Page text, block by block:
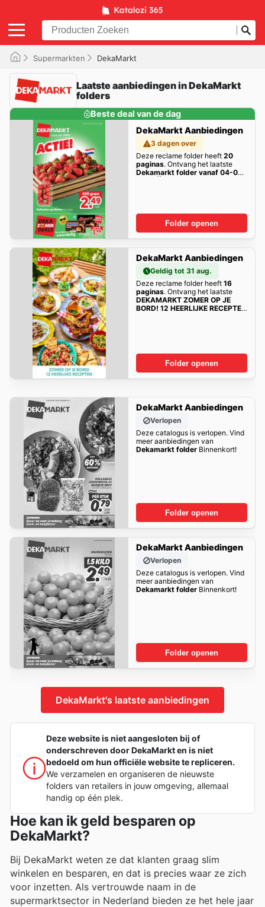
Supermarkten DekaMarkt
Laatste aanbiedingen in DekaMarkt
folders
Beste deal van de dag
DekaMarkt Aanbiedingen
3 dagen over
Deze reclame folder heeft 20
paginas. Ontvang het laatste
Dekamarkt folder vanaf 04-08-
Folder openen
DekaMarkt Aanbiedingen
Geldig tot 31 aug.
Deze reclame folder heeft 16
paginas. Ontvang het laatste
DEKAMARKT ZOMER OP JE
BORD! 12 HEERLIJKE RECEPTEN
Folder openen
DekaMarkt Aanbiedingen
Verlopen
Deze catalogus is verlopen. Vind
meer aanbiedingen van
Dekamarkt folderBinnenkort!
Folder openen
DekaMarkt Aanbiedingen
Verlopen
Deze catalogus is verlopen. Vind
meer aanbiedingen van
Dekamarkt folderBinnenkort!
Folder openen
DekaMarkt's laatste aanbiedingen
Deze website is niet aangesloten bij of
onderschreven door DekaMarkt en is niet
bedoeld om hun officiële website te repliceren.
We verzamelen en organiseren de nieuwste
folders van retailers in jouw omgeving, allemaal
handig op één plek.
Hoe kan ik geld besparen op
DekaMarkt?
Bij DekaMarkt weten ze dat klanten graag slim
winkelen en besparen, en dat is precies waar ze zich
voor inzetten. Als vertrouwde naam in de
supermarktsector in Nederland bieden ze het hele jaar